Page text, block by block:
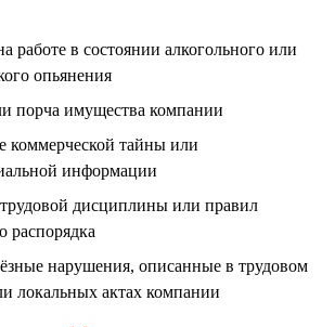
работе в состоянии алкогольного или
опьянения
порча имущества компании
коммерческой тайны или
информации
дисциплины или правил
распорядка
нарушения, описанные в трудовом
локальных актах компании